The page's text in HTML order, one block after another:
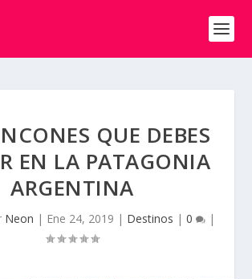
QUE DEBES
EN LA PATAGONIA
ARGENTINA
Neon | Ene 24, 2019 | Destinos | 0 |